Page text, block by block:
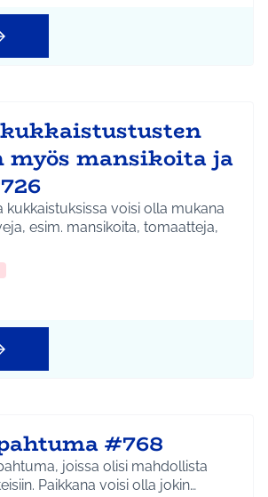
myös mansikoita ja
kukkaistuksissa voisi olla mukana
esim. mansikoita, tomaatteja,
mukaan: Koko Tuusula
#768
joissa olisi mahdollista
Paikkana voisi olla jokin…